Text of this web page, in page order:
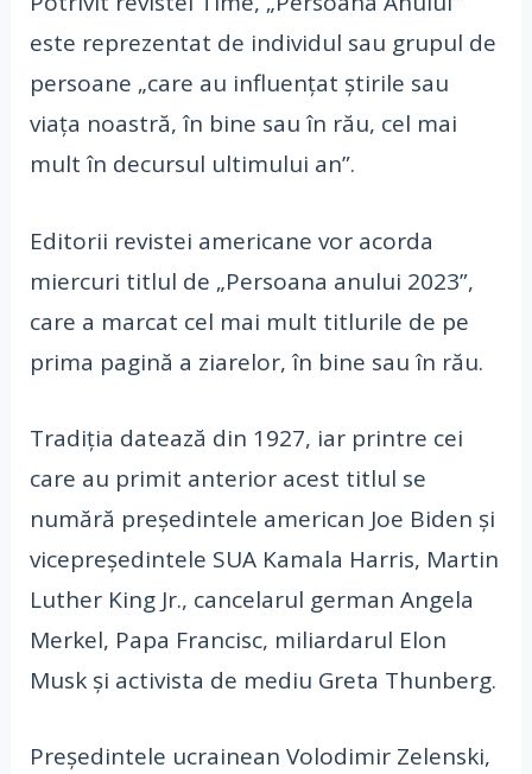
este reprezentat de individul sau grupul de
persoane „care au influențat știrile sau
viața noastră, în bine sau în rău, cel mai
mult în decursul ultimului an”.
Editorii revistei americane vor acorda
miercuri titlul de „Persoana anului 2023”,
care a marcat cel mai mult titlurile de pe
prima pagină a ziarelor, în bine sau în rău.
Tradiția datează din 1927, iar printre cei
care au primit anterior acest titlul se
numără președintele american Joe Biden și
vicepreședintele SUA Kamala Harris, Martin
Luther King Jr., cancelarul german Angela
Merkel, Papa Francisc, miliardarul Elon
Musk și activista de mediu Greta Thunberg.
Preşedintele ucrainean Volodimir Zelenski,